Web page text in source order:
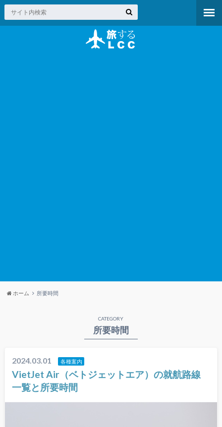
ホーム 所要時間
CATEGORY
所要時間
2024.03.01 各種案内
VietJet Air（ベトジェットエア）の就航路線
一覧と所要時間